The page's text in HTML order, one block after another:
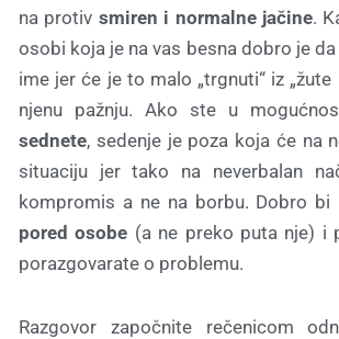
na protiv smiren i normalne jačine.
osobi koja je na vas besna dobro je
ime jer će je to malo „trgnuti“ iz „žute
njenu pažnju. Ako ste u
sednete, sedenje je poza koja će na
situaciju jer tako na neverbalan
kompromis a ne na borbu. Dobro bi
pored osobe (a ne preko puta nje) i
porazgovarate o problemu.
Razgovor započnite rečenicom